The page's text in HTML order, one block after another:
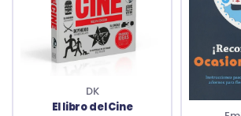
DK
El libro del Cine